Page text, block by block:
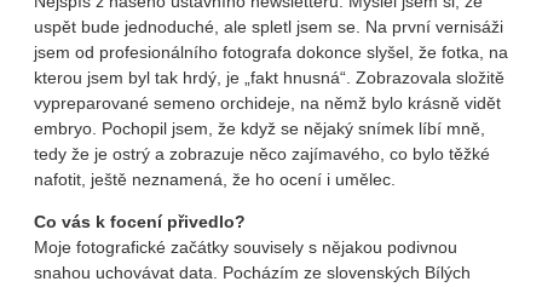
uspět bude jednoduché, ale spletl jsem se. Na první vernisáži
jsem od profesionálního fotografa dokonce slyšel, že fotka, na
kterou jsem byl tak hrdý, je „fakt hnusná“. Zobrazovala složitě
vypreparované semeno orchideje, na němž bylo krásně vidět
embryo. Pochopil jsem, že když se nějaký snímek líbí mně,
tedy že je ostrý a zobrazuje něco zajímavého, co bylo těžké
nafotit, ještě neznamená, že ho ocení i umělec.
Co vás k focení přivedlo?
Moje fotografické začátky souvisely s nějakou podivnou
snahou uchovávat data. Pocházím ze slovenských Bílých